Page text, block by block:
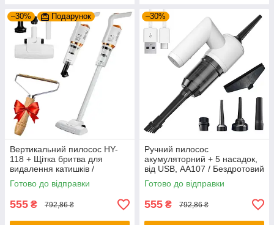
–30% Подарунок
Вертикальний пилосос HY-
118 + Щітка бритва для
видалення катишків /
Бездротовий пилосос для
дому / Ручний пилосос
Готово до відправки
555 ₴ 792,86 ₴
–30%
Ручний пилосос
акумуляторний + 5 насадок,
від USB, АА107 / Бездротовий
пилосос для миття вікон
Готово до відправки
555 ₴ 792,86 ₴